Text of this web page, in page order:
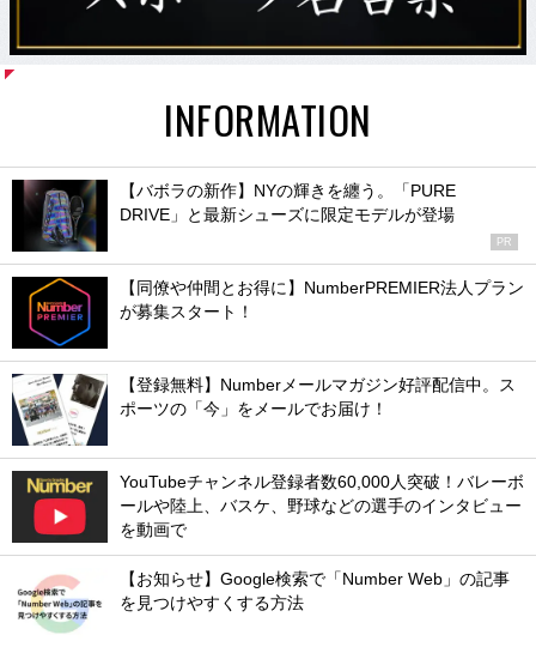
INFORMATION
【バボラの新作】NYの輝きを纏う。「PURE
DRIVE」と最新シューズに限定モデルが登場
PR
【同僚や仲間とお得に】NumberPREMIER法人プラン
が募集スタート！
【登録無料】Numberメールマガジン好評配信中。ス
ポーツの「今」をメールでお届け！
YouTubeチャンネル登録者数60,000人突破！バレーボ
ールや陸上、バスケ、野球などの選手のインタビュー
を動画で
【お知らせ】Google検索で「Number Web」の記事
を見つけやすくする方法